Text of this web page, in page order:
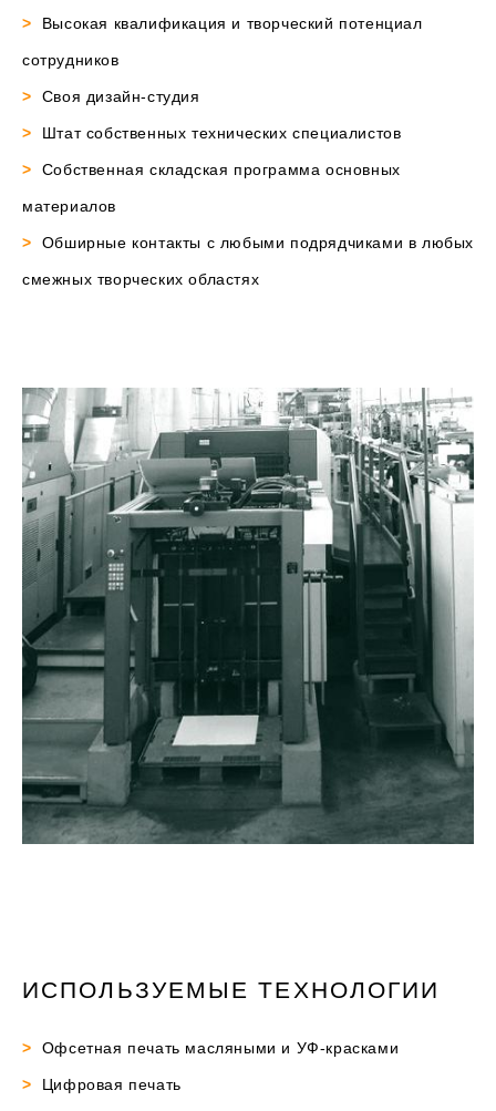
> Высокая квалификация и творческий потенциал
сотрудников
> Своя дизайн-студия
> Штат собственных технических специалистов
> Собственная складская программа основных
материалов
> Обширные контакты с любыми подрядчиками в любых
смежных творческих областях
ИСПОЛЬЗУЕМЫЕ ТЕХНОЛОГИИ
> Офсетная печать масляными и УФ-красками
> Цифровая печать